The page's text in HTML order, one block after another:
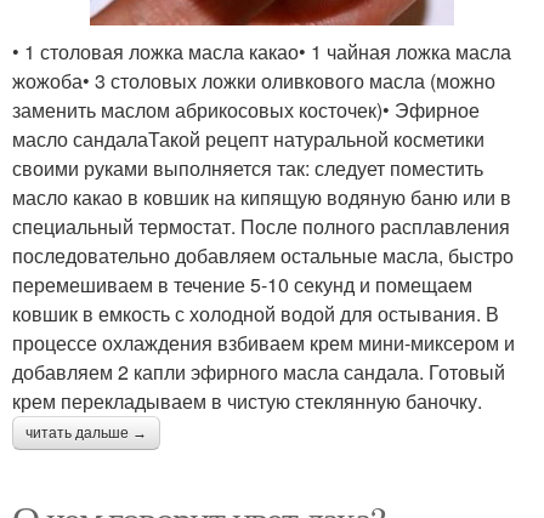
• 1 столовая ложка масла какао• 1 чайная ложка масла
жожоба• 3 столовых ложки оливкового масла (можно
заменить маслом абрикосовых косточек)• Эфирное
масло сандалаТакой рецепт натуральной косметики
своими руками выполняется так: следует поместить
масло какао в ковшик на кипящую водяную баню или в
специальный термостат. После полного расплавления
последовательно добавляем остальные масла, быстро
перемешиваем в течение 5-10 секунд и помещаем
ковшик в емкость с холодной водой для остывания. В
процессе охлаждения взбиваем крем мини-миксером и
добавляем 2 капли эфирного масла сандала. Готовый
крем перекладываем в чистую стеклянную баночку.
читать дальше →